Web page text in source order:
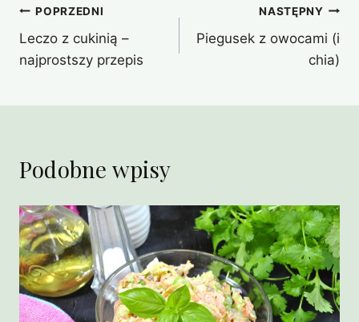
Nawigacja
wpisu
POPRZEDNI
Leczo z cukinią –
najprostszy przepis
NASTĘPNY
Piegusek z owocami (i
chia)
Podobne wpisy